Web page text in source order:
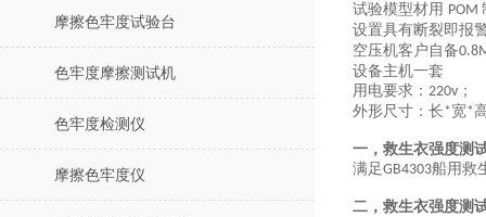
摩擦色牢度试验台
色牢度摩擦测试机
色牢度检测仪
摩擦色牢度仪
试验模型材用 POM
设置具有断裂即报
空压机客户自备
设备主机一套
用电要求： 220v ；
外形尺寸：长*宽*
一，救生衣强度测
满足GB4303船用救
二，救生衣强度测